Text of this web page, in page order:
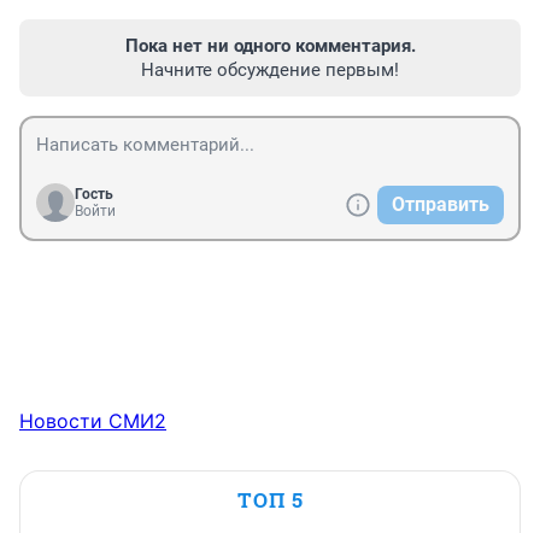
Пока нет ни одного комментария.
Начните обсуждение первым!
Гость
Войти
Отправить
Новости СМИ2
ТОП 5